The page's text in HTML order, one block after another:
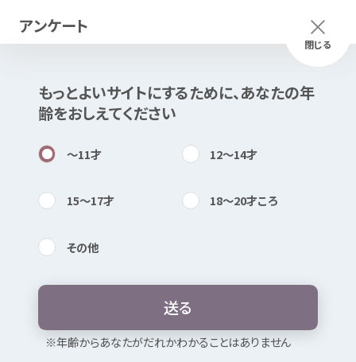
内検索
お気に入り
ふりがな つかいかた メニュー
閉じる
アンケート
もっとよいサイトにするために、あなたの年
齢をおしえてください
〜11才 12〜14才
15〜17才 18〜20才ころ
その他
送る
※年齢からあなたがだれかわかることはありません
このページは公開情報をもとに
Mexで作成
被害少年相談電話
性被害・わいせつ 非行・犯罪加害